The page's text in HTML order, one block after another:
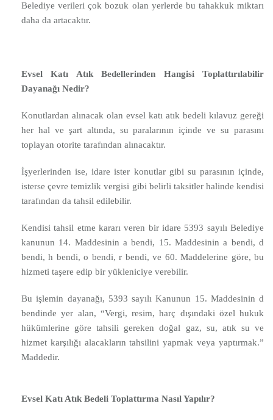
Belediye verileri çok bozuk olan yerlerde bu tahakkuk miktarı
daha da artacaktır.
Evsel Katı Atık Bedellerinden Hangisi Toplattırılabilir
Dayanağı Nedir?
Konutlardan alınacak olan evsel katı atık bedeli kılavuz gereği
her hal ve şart altında, su paralarının içinde ve su parasını
toplayan otorite tarafından alınacaktır.
İşyerlerinden ise, idare ister konutlar gibi su parasının içinde,
isterse çevre temizlik vergisi gibi belirli taksitler halinde kendisi
tarafından da tahsil edilebilir.
Kendisi tahsil etme kararı veren bir idare 5393 sayılı Belediye
kanunun 14. Maddesinin a bendi, 15. Maddesinin a bendi, d
bendi, h bendi, o bendi, r bendi, ve 60. Maddelerine göre, bu
hizmeti taşere edip bir yükleniciye verebilir.
Bu işlemin dayanağı, 5393 sayılı Kanunun 15. Maddesinin d
bendinde yer alan, “Vergi, resim, harç dışındaki özel hukuk
hükümlerine göre tahsili gereken doğal gaz, su, atık su ve
hizmet karşılığı alacakların tahsilini yapmak veya yaptırmak.”
Maddedir.
Evsel Katı Atık Bedeli Toplattırma Nasıl Yapılır?